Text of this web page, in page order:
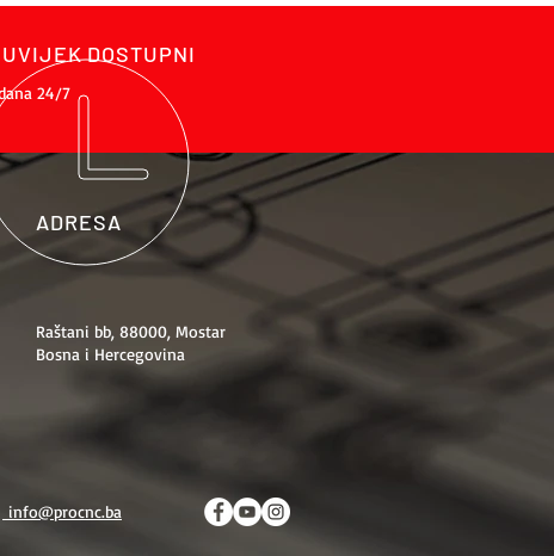
UVIJEK DOSTUPNI
24/7
ADRESA
Raštani bb, 88000, Mostar
Bosna i Hercegovina
info@procnc.ba